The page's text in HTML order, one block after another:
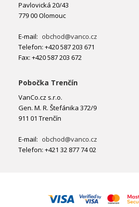
Pavlovická 20/43
779 00 Olomouc
E-mail: obchod@vanco.cz
Telefon: +420 587 203 671
Fax: +420 587 203 672
Pobočka Trenčín
VanCo.cz s.r.o.
Gen. M. R. Štefánika 372/9
911 01 Trenčín
E-mail: obchod@vanco.cz
Telefon: +421 32 877 74 02